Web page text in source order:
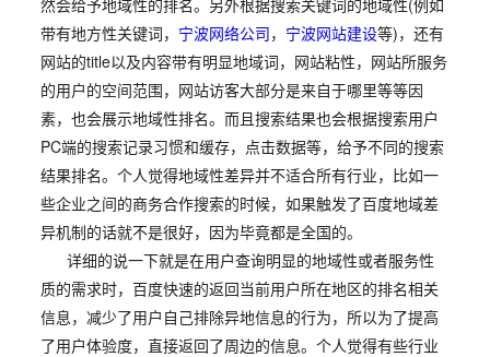
带有地方性关键词， 宁波网络公司， 宁波网站建设等)，还有
网站的title以及内容带有明显地域词，网站粘性，网站所服务
的用户的空间范围，网站访客大部分是来自于哪里等等因
素，也会展示地域性排名。而且搜索结果也会根据搜索用户
PC端的搜索记录习惯和缓存，点击数据等，给予不同的搜索
结果排名。个人觉得地域性差异并不适合所有行业，比如一
些企业之间的商务合作搜索的时候，如果触发了百度地域差
异机制的话就不是很好，因为毕竟都是全国的。
详细的说一下就是在用户查询明显的地域性或者服务性
质的需求时，百度快速的返回当前用户所在地区的排名相关
信息，减少了用户自己排除异地信息的行为，所以为了提高
了用户体验度，直接返回了周边的信息。个人觉得有些行业